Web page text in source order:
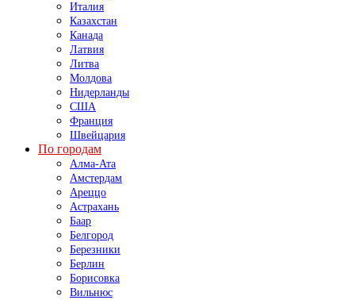
Италия
Казахстан
Канада
Латвия
Литва
Молдова
Нидерланды
США
Франция
Швейцария
По городам
Алма-Ата
Амстердам
Ареццо
Астрахань
Баар
Белгород
Березники
Берлин
Борисовка
Вильнюс